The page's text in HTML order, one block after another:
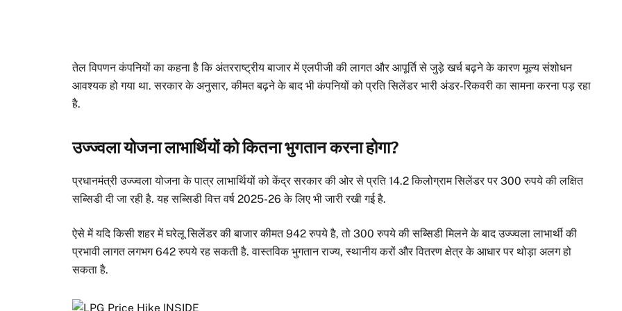
तेल विपणन कंपनियों का कहना है कि अंतरराष्ट्रीय बाजार में एलपीजी की लागत और आपूर्ति से जुड़े खर्च बढ़ने के कारण मूल्य संशोधन
आवश्यक हो गया था. सरकार के अनुसार, कीमत बढ़ने के बाद भी कंपनियों को प्रति सिलेंडर भारी अंडर-रिकवरी का सामना करना पड़ रहा
है.
उज्ज्वला योजना लाभार्थियों को कितना भुगतान करना होगा?
प्रधानमंत्री उज्ज्वला योजना के पात्र लाभार्थियों को केंद्र सरकार की ओर से प्रति 14.2 किलोग्राम सिलेंडर पर 300 रुपये की लक्षित
सब्सिडी दी जा रही है. यह सब्सिडी वित्त वर्ष 2025-26 के लिए भी जारी रखी गई है.
ऐसे में यदि किसी शहर में घरेलू सिलेंडर की बाजार कीमत 942 रुपये है, तो 300 रुपये की सब्सिडी मिलने के बाद उज्ज्वला लाभार्थी की
प्रभावी लागत लगभग 642 रुपये रह सकती है. वास्तविक भुगतान राज्य, स्थानीय करों और वितरण क्षेत्र के आधार पर थोड़ा अलग हो
सकता है.